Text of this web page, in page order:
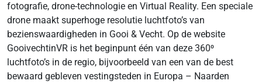
fotografie, drone-technologie en Virtual Reality. Een speciale
drone maakt superhoge resolutie luchtfoto’s van
bezienswaardigheden in Gooi & Vecht. Op de website
GooivechtinVR is het beginpunt één van deze 360⁰
luchtfoto’s in de regio, bijvoorbeeld van een van de best
bewaard gebleven vestingsteden in Europa – Naarden